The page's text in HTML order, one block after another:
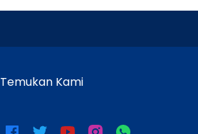
Temukan Kami